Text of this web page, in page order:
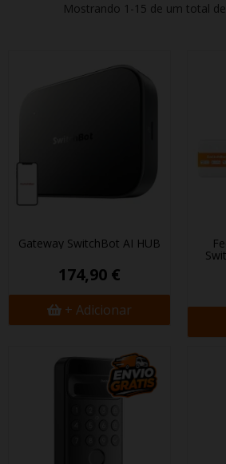
Mostrando 1-15 de um total
Gateway SwitchBot AI HUB
174,90 €
+ Adicionar